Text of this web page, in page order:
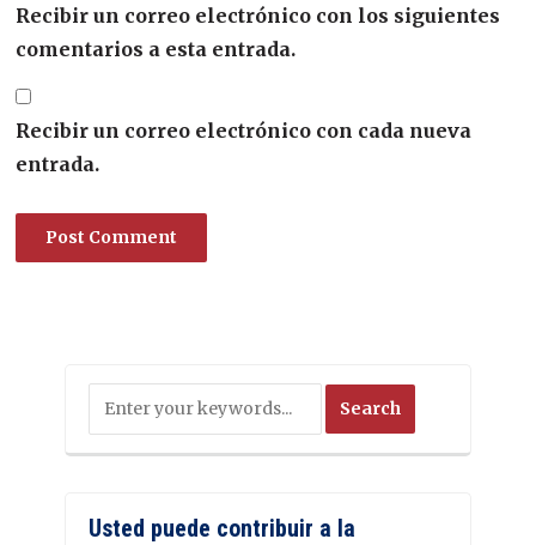
Recibir un correo electrónico con los siguientes
comentarios a esta entrada.
Recibir un correo electrónico con cada nueva
entrada.
Usted puede contribuir a la